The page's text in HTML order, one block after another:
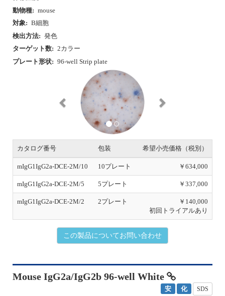
動物種: mouse
対象: B細胞
検出方法: 発色
ターゲット数: 2カラー
プレート形状: 96-well Strip plate
v
s
t
カタログ番号 包装 希望小売価格（税別）
mIgG1IgG2a-DCE-2M/10 10プレート ￥634,000
mIgG1IgG2a-DCE-2M/5 5プレート ￥337,000
mIgG1IgG2a-DCE-2M/2 2プレート
￥140,000
初回トライアルあり
この製品についてお問い合わせ
Mouse IgG2a/IgG2b 96-well White
安 化 SDS